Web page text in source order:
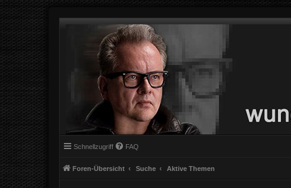
Schnellzugriff FAQ
Foren-Übersicht Suche Aktive Themen